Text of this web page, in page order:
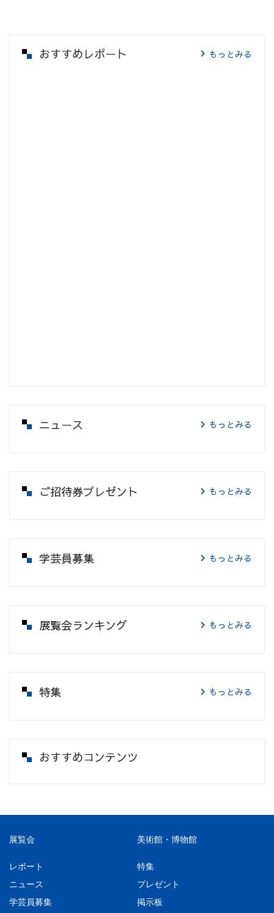
おすすめレポート もっとみる
ニュース もっとみる
ご招待券プレゼント もっとみる
学芸員募集 もっとみる
展覧会ランキング もっとみる
特集 もっとみる
おすすめコンテンツ
展覧会 美術館・博物館
レポート
特集
ニュース
プレゼント
学芸員募集
掲示板